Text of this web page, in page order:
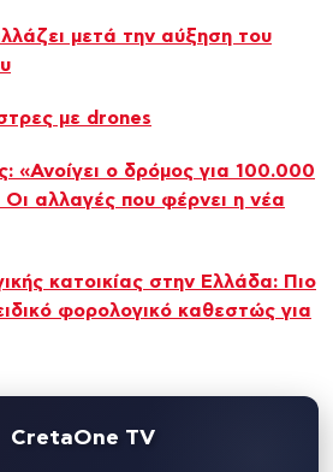
μετά την αύξηση του
με drones
«Ανοίγει ο δρόμος για 100.000
αλλαγές που φέρνει η νέα
κατοικίας στην Ελλάδα: Πιο
φορολογικό καθεστώς για
CretaOne TV